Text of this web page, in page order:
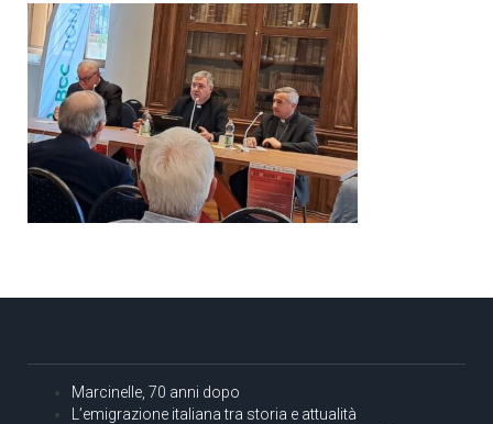
Marcinelle, 70 anni dopo
L’emigrazione italiana tra storia e attualità